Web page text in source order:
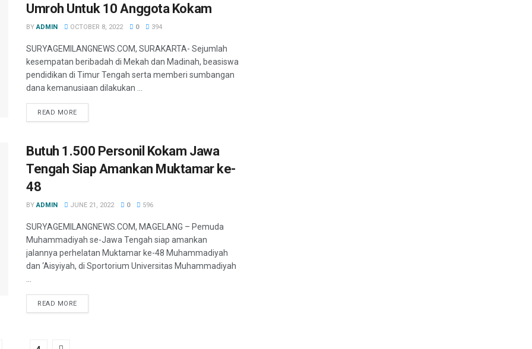
Umroh Untuk 10 Anggota Kokam
BY ADMIN OCTOBER 8, 2022 0 394
SURYAGEMILANGNEWS.COM, SURAKARTA- Sejumlah
kesempatan beribadah di Mekah dan Madinah, beasiswa
pendidikan di Timur Tengah serta memberi sumbangan
dana kemanusiaan dilakukan ...
READ MORE
Butuh 1.500 Personil Kokam Jawa
Tengah Siap Amankan Muktamar ke-
48
BY ADMIN JUNE 21, 2022 0 596
SURYAGEMILANGNEWS.COM, MAGELANG – Pemuda
Muhammadiyah se-Jawa Tengah siap amankan
jalannya perhelatan Muktamar ke-48 Muhammadiyah
dan ‘Aisyiyah, di Sportorium Universitas Muhammadiyah
...
READ MORE